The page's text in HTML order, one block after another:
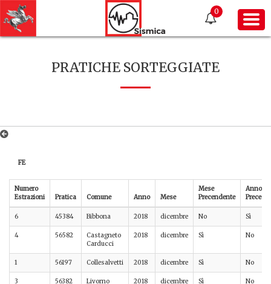
0
PRATICHE SORTEGGIATE
FE
Numero
Estrazioni
Pratica Comune Anno Mese
Mese
Precendente
Anno
6 45384 Bibbona 2018 dicembre No Sì
4 56582
Castagneto
Carducci
2018 dicembre Sì No
1 56197 Collesalvetti 2018 dicembre Sì No
3 56382 Livorno 2018 dicembre Sì No